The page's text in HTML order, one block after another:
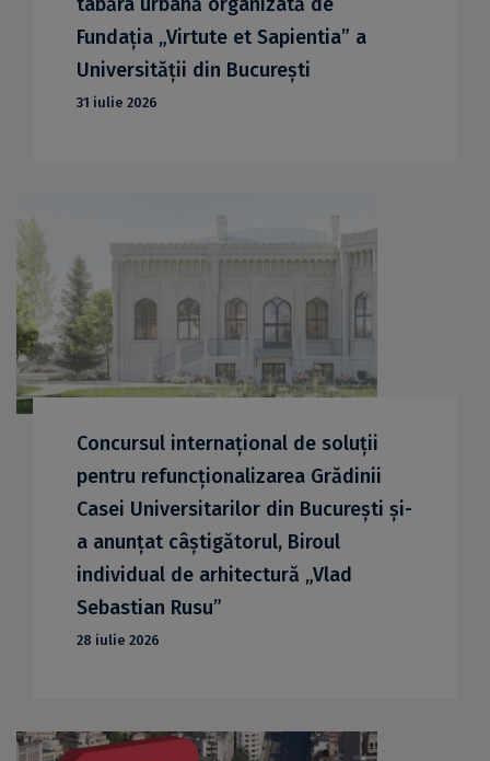
Fundația „Virtute et Sapientia” a
Universității din București
31 iulie 2026
Concursul internațional de soluții
pentru refuncționalizarea Grădinii
Casei Universitarilor din București și-
a anunțat câștigătorul, Biroul
individual de arhitectură „Vlad
Sebastian Rusu”
28 iulie 2026